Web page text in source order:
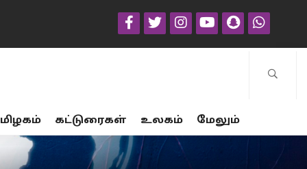
கட்டுரைகள் உலகம் மேலும்